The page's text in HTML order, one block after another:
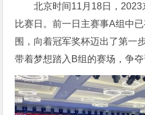
北京时间11月18日，
比赛日。前一日主赛事A组中
围，向着冠军奖杯迈出了第一
带着梦想踏入B组的赛场，争夺